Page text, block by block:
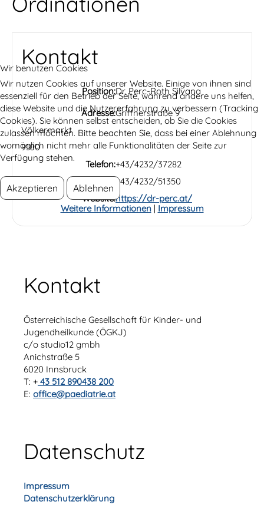
Kontakt
Position:Dr. Perc-Roth Silvana
Adresse:Griffnerstraße 9
Völkermarkt
9100
Telefon:+43/4232/37282
+43/4232/51350
Website:https://dr-perc.at/
Kontakt
Österreichische Gesellschaft für Kinder- und
Jugendheilkunde (ÖGKJ)
c/o studio12 gmbh
Anichstraße 5
6020 Innsbruck
T: + 43 512 890438 200
E: office@paediatrie.at
Datenschutz
Impressum
Datenschutzerklärung
Wir benutzen Cookies
Wir nutzen Cookies auf unserer Website. Einige von ihnen sind
essenziell für den Betrieb der Seite, während andere uns helfen,
diese Website und die Nutzererfahrung zu verbessern (Tracking
Cookies). Sie können selbst entscheiden, ob Sie die Cookies
zulassen möchten. Bitte beachten Sie, dass bei einer Ablehnung
womöglich nicht mehr alle Funktionalitäten der Seite zur
Verfügung stehen.
Akzeptieren Ablehnen
Weitere Informationen| Impressum